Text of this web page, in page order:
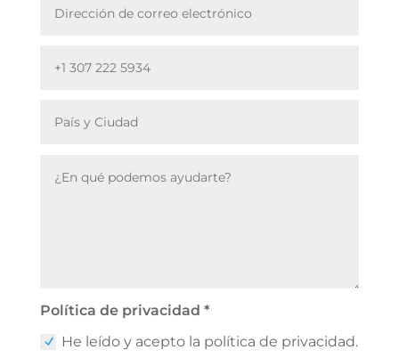
Política de privacidad *
He leído y acepto la política de privacidad.